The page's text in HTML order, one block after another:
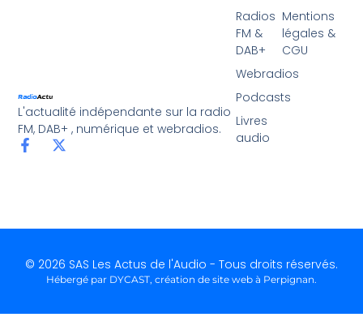
L'actualité indépendante sur la radio
FM, DAB+ , numérique et webradios.
Radios
FM &
DAB+
Webradios
Podcasts
Livres
audio
Mentions
légales &
CGU
© 2026 SAS Les Actus de l'Audio - Tous droits réservés.
Hébergé par DYCAST, création de site web à Perpignan.